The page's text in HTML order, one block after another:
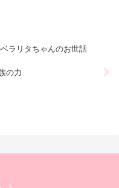
ラリタちゃんのお世話
の力